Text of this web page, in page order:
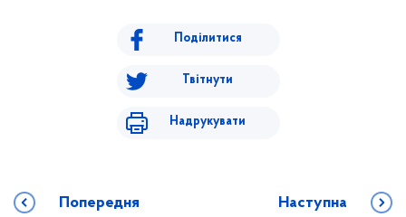
Поділитися
Твітнути
Надрукувати
Попередня Наступна